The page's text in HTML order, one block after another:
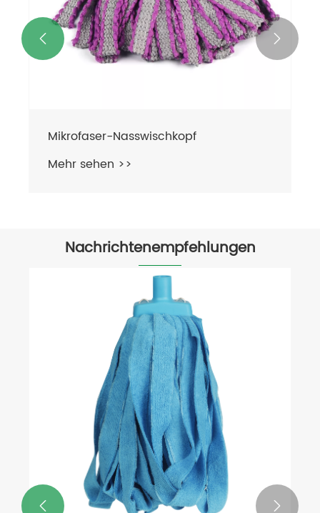
Mikrofaser-Nasswischkopf
Mehr sehen >>
 
Nachrichtenempfehlungen
 